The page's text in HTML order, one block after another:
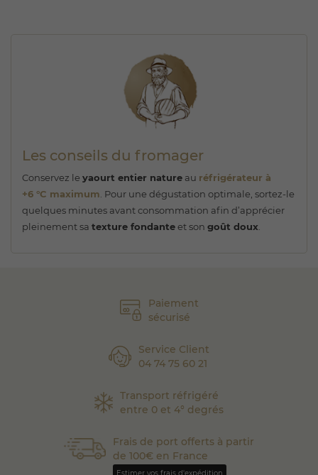
Paiement
sécurisé
Service Client
04 74 75 60 21
Transport réfrigéré
entre 0 et 4° degrés
Frais de port offerts à partir
de 100€ en France
Les conseils du fromager
Conservez le yaourt entier nature au réfrigérateur à
+6 °C maximum . Pour une dégustation optimale, sortez-le
quelques minutes avant consommation afin d’apprécier
pleinement sa texture fondanteet son goût doux